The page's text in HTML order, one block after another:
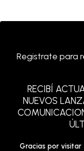
Registrate para
RECIBÍ
NUEVOS
Gracias por visitar